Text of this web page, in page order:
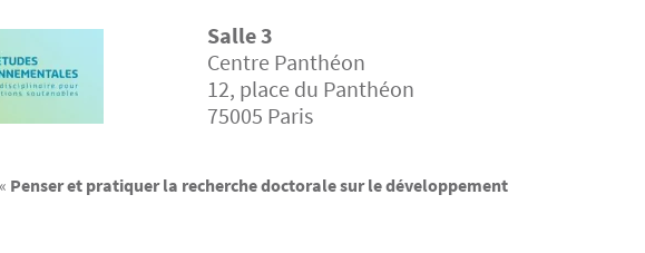
Salle 3
Centre Panthéon
12, place du Panthéon
75005 Paris
Penser et pratiquer la recherche doctorale sur le développement